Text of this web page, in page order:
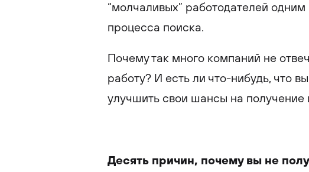
“молчаливых” работодателей
процесса поиска.
Почему так много компаний не
работу? И есть ли что-нибудь, что
улучшить свои шансы на
Десять причин, почему вы не